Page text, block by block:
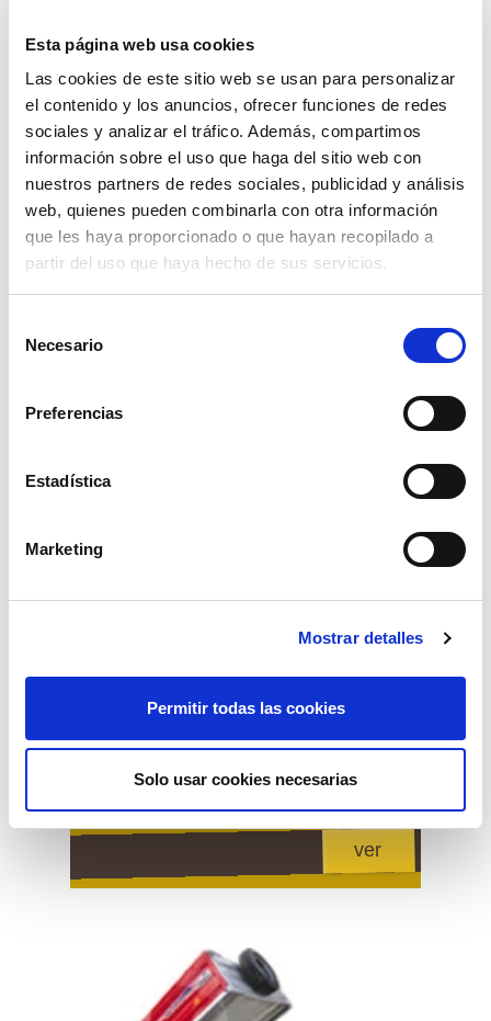
Esta página web usa cookies
Las cookies de este sitio web se usan para personalizar
el contenido y los anuncios, ofrecer funciones de redes
sociales y analizar el tráfico. Además, compartimos
información sobre el uso que haga del sitio web con
nuestros partners de redes sociales, publicidad y análisis
web, quienes pueden combinarla con otra información
que les haya proporcionado o que hayan recopilado a
partir del uso que haya hecho de sus servicios.
Necesario
Preferencias
Estadística
Marketing
Mostrar detalles
Permitir todas las cookies
Solo usar cookies necesarias
r.trd-756 basculante hidr. electrico
ver